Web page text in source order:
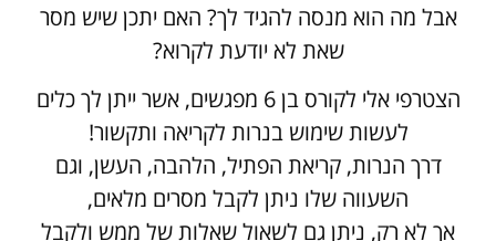
אבל מה הוא מנסה להגיד לך? האם יתכן שיש מסר
שאת לא יודעת לקרוא?
הצטרפי אלי לקורס בן 6 מפגשים, אשר ייתן לך כלים
לעשות שימוש בנרות לקריאה ותקשור!
דרך הנרות, קריאת הפתיל, הלהבה, העשן, וגם
השעווה שלו ניתן לקבל מסרים מלאים,
אך לא רק, ניתן גם לשאול שאלות של ממש ולקבל